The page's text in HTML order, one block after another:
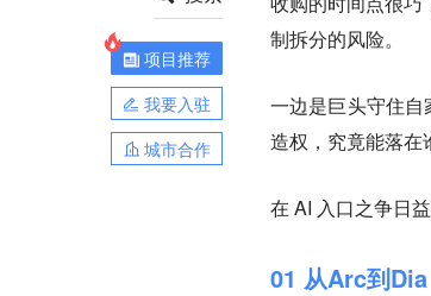
项目推荐
我要入驻
城市合作
制拆分的风险。
一边是巨头守住
造权，究竟能落在
在 AI 入口之争日
01 从Arc到Dia